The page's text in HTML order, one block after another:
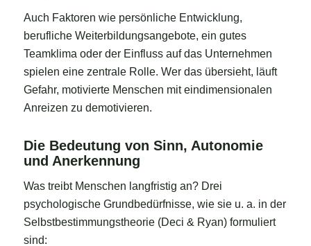
Auch Faktoren wie persönliche Entwicklung,
berufliche Weiterbildungsangebote, ein gutes
Teamklima oder der Einfluss auf das Unternehmen
spielen eine zentrale Rolle. Wer das übersieht, läuft
Gefahr, motivierte Menschen mit eindimensionalen
Anreizen zu demotivieren.
Die Bedeutung von Sinn, Autonomie
und Anerkennung
Was treibt Menschen langfristig an? Drei
psychologische Grundbedürfnisse, wie sie u. a. in der
Selbstbestimmungstheorie (Deci & Ryan) formuliert
sind: